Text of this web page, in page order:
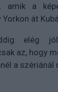
amik a
át
elég
az, hogy
a szériánál